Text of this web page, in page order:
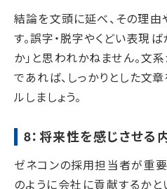
結論を文頭に延べ、その理
す。誤字・脱字やくどい表現
か」と思われかねません。文
であれば、しっかりとした文
ルしましょう。
8：将来性を感じさせる
ゼネコンの採用担当者が重
のように会社に貢献するかと